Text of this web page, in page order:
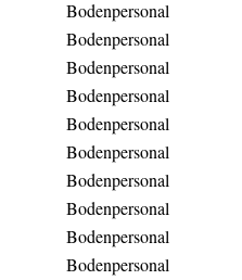
Bodenpersonal
Bodenpersonal
Bodenpersonal
Bodenpersonal
Bodenpersonal
Bodenpersonal
Bodenpersonal
Bodenpersonal
Bodenpersonal
Bodenpersonal